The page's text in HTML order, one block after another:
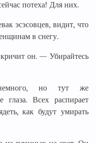
потеха! Для них.
эсэсовцев, видит, что
в снегу.
он. — Убирайтесь
но тут же
глаза. Всех распирает
как будут умирать